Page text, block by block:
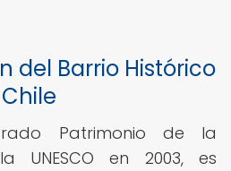
del Barrio Histórico
Patrimonio de la
UNESCO en 2003, es